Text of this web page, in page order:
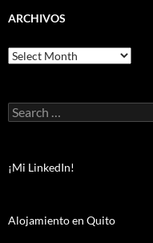
ARCHIVOS
Archivos
Search
for:
¡Mi LinkedIn!
Alojamiento en Quito